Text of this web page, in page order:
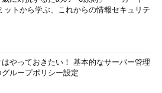
ットから学ぶ、これからの情報セキュリテ
はやっておきたい！ 基本的なサーバー管理
グループポリシー設定